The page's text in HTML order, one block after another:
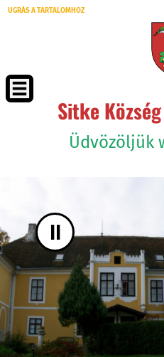
UGRÁS A TARTALOMHOZ
Sitke
Üdvözöljük
II